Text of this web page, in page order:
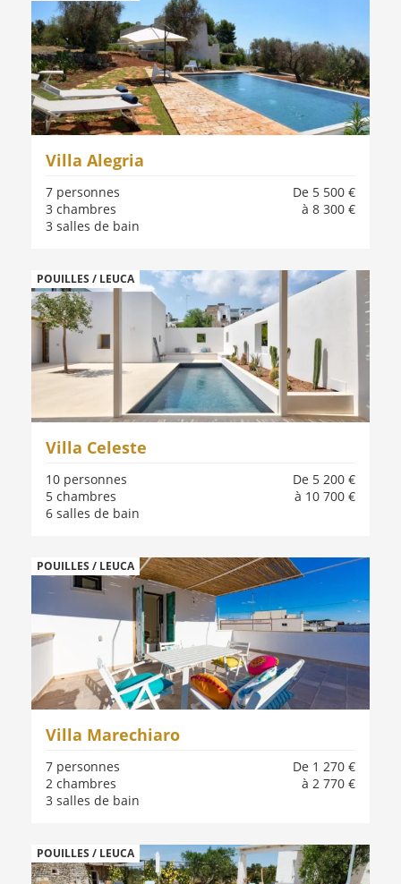
Villa Alegria
De 5 500 €
à 8 300 €
7 personnes
3 chambres
3 salles de bain
POUILLES / LEUCA
Villa Celeste
De 5 200 €
à 10 700 €
10 personnes
5 chambres
6 salles de bain
POUILLES / LEUCA
Villa Marechiaro
De 1 270 €
à 2 770 €
7 personnes
2 chambres
3 salles de bain
POUILLES / LEUCA